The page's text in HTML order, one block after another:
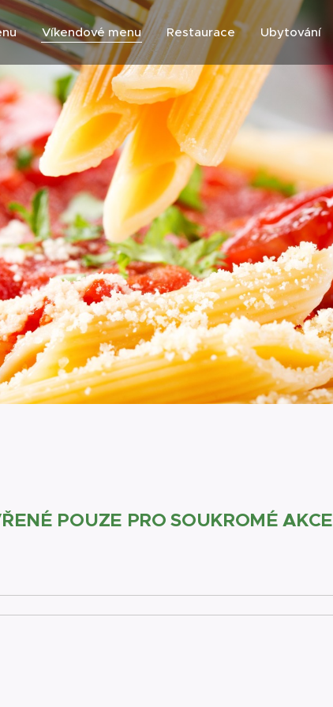
Víkendové menu Restaurace Ubytování
POUZE PRO SOUKROMÉ AKCE